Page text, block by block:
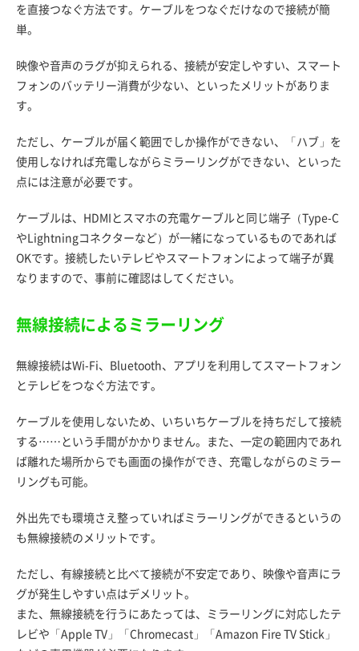
を直接つなぐ方法です。ケーブルをつなぐだけなので接続が簡
単。
映像や音声のラグが抑えられる、接続が安定しやすい、スマート
フォンのバッテリー消費が少ない、といったメリットがありま
す。
ただし、ケーブルが届く範囲でしか操作ができない、「ハブ」を
使用しなければ充電しながらミラーリングができない、といった
点には注意が必要です。
ケーブルは、HDMIとスマホの充電ケーブルと同じ端子（Type-C
やLightningコネクターなど）が一緒になっているものであれば
OKです。接続したいテレビやスマートフォンによって端子が異
なりますので、事前に確認はしてください。
無線接続によるミラーリング
無線接続はWi-Fi、Bluetooth、アプリを利用してスマートフォン
とテレビをつなぐ方法です。
ケーブルを使用しないため、いちいちケーブルを持ちだして接続
する……という手間がかかりません。また、一定の範囲内であれ
ば離れた場所からでも画面の操作ができ、充電しながらのミラー
リングも可能。
外出先でも環境さえ整っていればミラーリングができるというの
も無線接続のメリットです。
ただし、有線接続と比べて接続が不安定であり、映像や音声にラ
グが発生しやすい点はデメリット。
また、無線接続を行うにあたっては、ミラーリングに対応したテ
レビや「Apple TV」「Chromecast」「Amazon Fire TV Stick」